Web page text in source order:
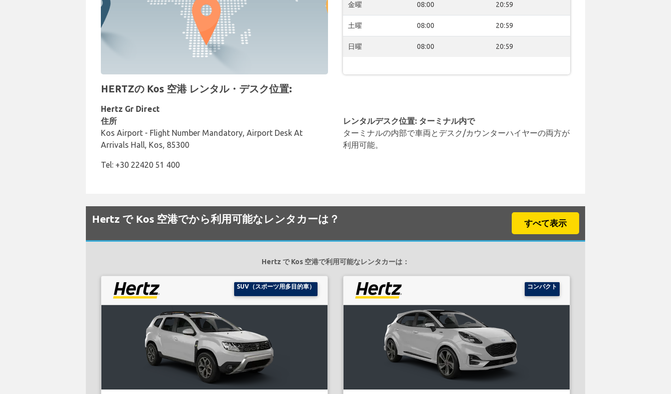
金曜 08:00 20:59
土曜 08:00 20:59
日曜 08:00 20:59
HERTZの Kos 空港 レンタル・デスク位置:
Hertz Gr Direct
住所
Kos Airport - Flight Number Mandatory, Airport Desk At
Arrivals Hall, Kos, 85300
Tel: +30 22420 51 400
レンタルデスク位置: ターミナル内で
ターミナルの内部で車両とデスク/カウンターハイヤーの両方が
利用可能。
Hertz で Kos 空港でから利用可能なレンタカーは？ すべて表示
Hertz で Kos 空港で利用可能なレンタカーは：
SUV（スポーツ用多目的車） コンパクト